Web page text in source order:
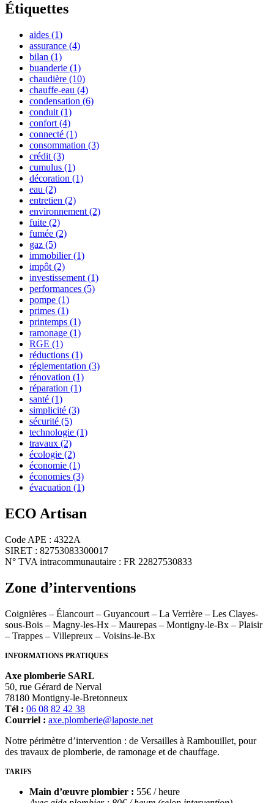
Étiquettes
aides (1)
assurance (4)
bilan (1)
buanderie (1)
chaudière (10)
chauffe-eau (4)
condensation (6)
conduit (1)
confort (4)
connecté (1)
consommation (3)
crédit (3)
cumulus (1)
décoration (1)
eau (2)
entretien (2)
environnement (2)
fuite (2)
fumée (2)
gaz (5)
immobilier(1)
impôt (2)
investissement (1)
performances (5)
pompe (1)
primes (1)
printemps (1)
ramonage (1)
RGE (1)
réductions (1)
réglementation (3)
rénovation (1)
réparation (1)
santé (1)
simplicité (3)
sécurité (5)
technologie (1)
travaux (2)
écologie (2)
économie (1)
économies (3)
évacuation (1)
ECO Artisan
Code APE : 4322A
SIRET : 82753083300017
N° TVA intracommunautaire : FR 22827530833
Zone d’interventions
Coignières – Élancourt – Guyancourt – La Verrière – Les Clayes-
sous-Bois – Magny-les-Hx – Maurepas – Montigny-le-Bx – Plaisir
– Trappes – Villepreux – Voisins-le-Bx
INFORMATIONS PRATIQUES
Axe plomberie SARL
50, rue Gérard de Nerval
78180 Montigny-le-Bretonneux
Tél : 06 08 82 42 38
Courriel : axe.plomberie@laposte.net
Notre périmètre d’intervention : de Versailles à Rambouillet, pour
des travaux de plomberie, de ramonage et de chauffage.
TARIFS
Main d’œuvre plombier : 55€ / heure